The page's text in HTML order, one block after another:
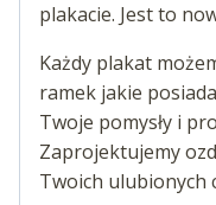
plakacie. Jest to
Każdy plakat
ramek jakie
Twoje pomysły i
Zaprojektujemy
Twoich ulubionych